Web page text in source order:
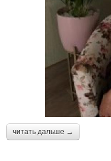
читать дальше →